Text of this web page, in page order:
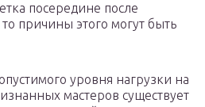
посередине после
причины этого могут быть
уровня нагрузки на
мастеров существует